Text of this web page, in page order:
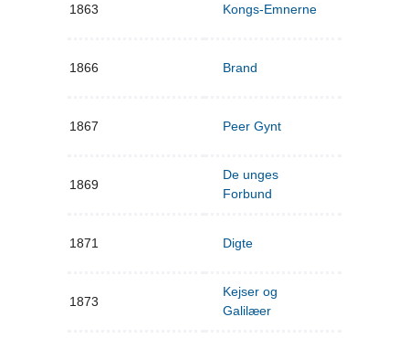
1863 Kongs-Emnerne
1866 Brand
1867 Peer Gynt
1869
De unges
Forbund
1871 Digte
1873
Kejser og
Galilæer